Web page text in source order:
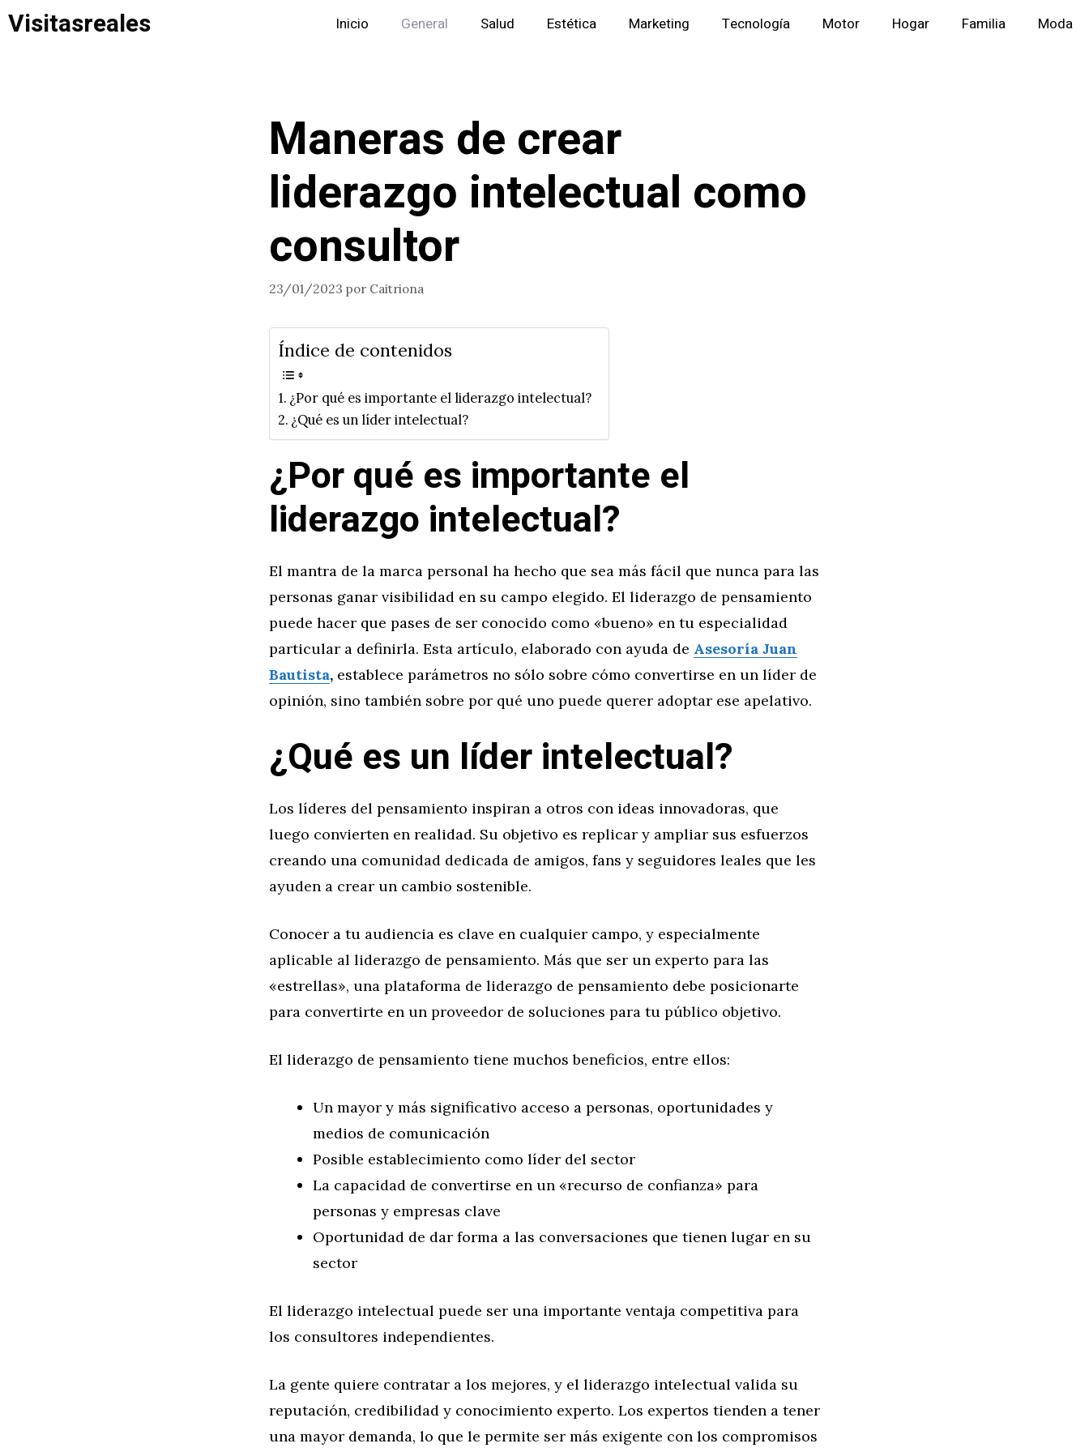
Saltar
Visitasreales Inicio General Salud Estética Marketing Tecnología Motor Hogar Familia Moda
Maneras de crear
liderazgo intelectual como
consultor
23/01/2023 por Caitriona
Índice de contenidos
¿Por qué es importante el liderazgo intelectual?
¿Qué es un líder intelectual?
¿Por qué es importante el
liderazgo intelectual?
El mantra de la marca personal ha hecho que sea más fácil que nunca para las
personas ganar visibilidad en su campo elegido. El liderazgo de pensamiento
puede hacer que pases de ser conocido como «bueno» en tu especialidad
particular a definirla. Esta artículo, elaborado con ayuda de Asesoría Juan
Bautista, establece parámetros no sólo sobre cómo convertirse en un líder de
opinión, sino también sobre por qué uno puede querer adoptar ese apelativo.
¿Qué es un líder intelectual?
Los líderes del pensamiento inspiran a otros con ideas innovadoras, que
luego convierten en realidad. Su objetivo es replicar y ampliar sus esfuerzos
creando una comunidad dedicada de amigos, fans y seguidores leales que les
ayuden a crear un cambio sostenible.
Conocer a tu audiencia es clave en cualquier campo, y especialmente
aplicable al liderazgo de pensamiento. Más que ser un experto para las
«estrellas», una plataforma de liderazgo de pensamiento debe posicionarte
para convertirte en un proveedor de soluciones para tu público objetivo.
El liderazgo de pensamiento tiene muchos beneficios, entre ellos:
Un mayor y más significativo acceso a personas, oportunidades y
medios de comunicación
Posible establecimiento como líder del sector
La capacidad de convertirse en un «recurso de confianza» para
personas y empresas clave
Oportunidad de dar forma a las conversaciones que tienen lugar en su
sector
El liderazgo intelectual puede ser una importante ventaja competitiva para
los consultores independientes.
La gente quiere contratar a los mejores, y el liderazgo intelectual valida su
reputación, credibilidad y conocimiento experto. Los expertos tienden a tener
una mayor demanda, lo que le permite ser más exigente con los compromisos